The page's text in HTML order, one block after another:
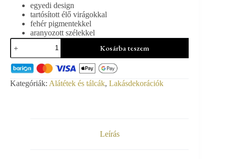
egyedi design
tartósított élő virágokkal
fehér pigmentekkel
aranyozott szélekkel
Epoxi
tálca
-
Lavelle
mennyiség
Kosárba teszem
Kategóriák: Alátétek és tálcák, Lakásdekorációk
Leírás